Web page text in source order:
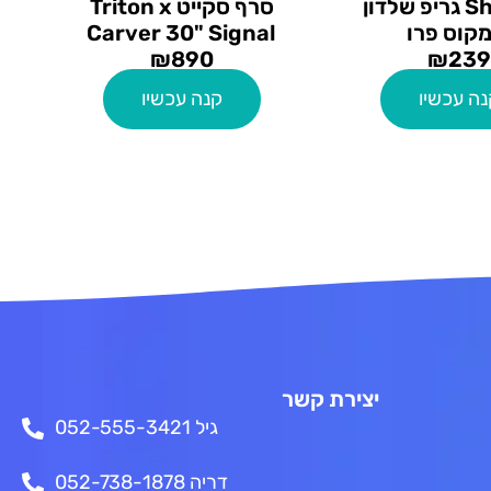
Shapers גריפ שלדון
פרו
₪239
עכשיו
סרף סקייט Triton x
Carver 30" Signal
₪890
קנה עכשיו
יצירת קשר
גיל 052-555-3421
דריה 052-738-1878